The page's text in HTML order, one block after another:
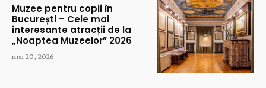
Muzee pentru copii în
București – Cele mai
interesante atracții de la
„Noaptea Muzeelor” 2026
mai 20, 2026